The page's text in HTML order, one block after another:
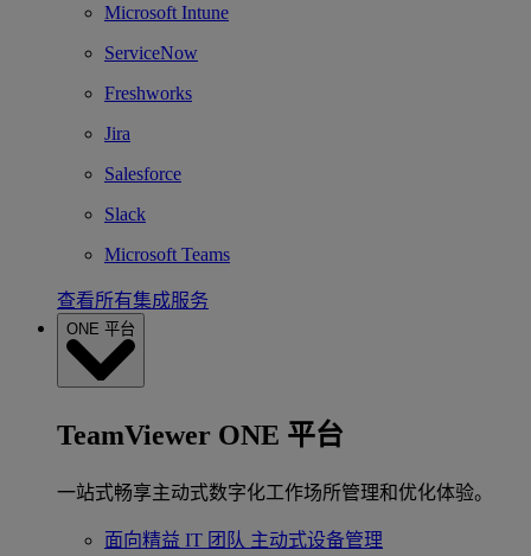
Microsoft Intune
ServiceNow
Freshworks
Jira
Salesforce
Slack
Microsoft Teams
查看所有集成服务
ONE 平台
TeamViewer ONE 平台
一站式畅享主动式数字化工作场所管理和优化体验。
面向精益 IT 团队 主动式设备管理